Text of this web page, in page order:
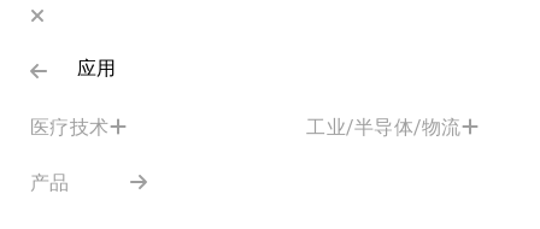
应用
医疗技术 工业/半导体/物流
产品